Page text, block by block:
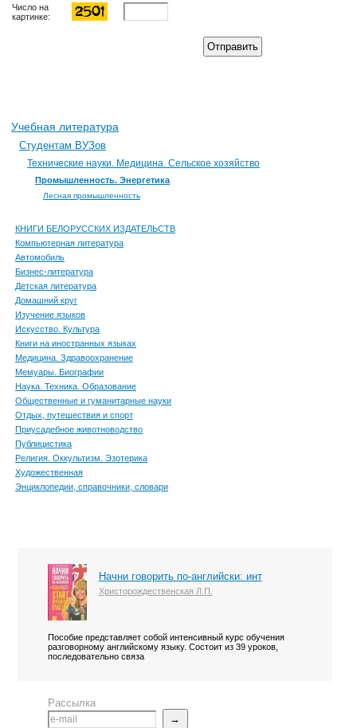
Число на
картинке:
Отправить
Учебная литература
Студентам ВУЗов
Технические науки. Медицина. Сельское хозяйство
Промышленность. Энергетика
Лесная промышленность
КНИГИ БЕЛОРУССКИХ ИЗДАТЕЛЬСТВ
Компьютерная литература
Автомобиль
Бизнес-литература
Детская литература
Домашний круг
Изучение языков
Искусство. Культура
Книги на иностранных языках
Медицина. Здравоохранение
Мемуары. Биографии
Наука. Техника. Образование
Общественные и гуманитарные науки
Отдых, путешествия и спорт
Приусадебное животноводство
Публицистика
Религия. Оккультизм. Эзотерика
Художественная
Энциклопедии, справочники, словари
Начни говорить по-английски: инт
Христорождественская Л.П.
Пособие представляет собой интенсивный курс обучения
разговорному английскому языку. Состоит из 39 уроков,
последовательно связа
Рассылка
→